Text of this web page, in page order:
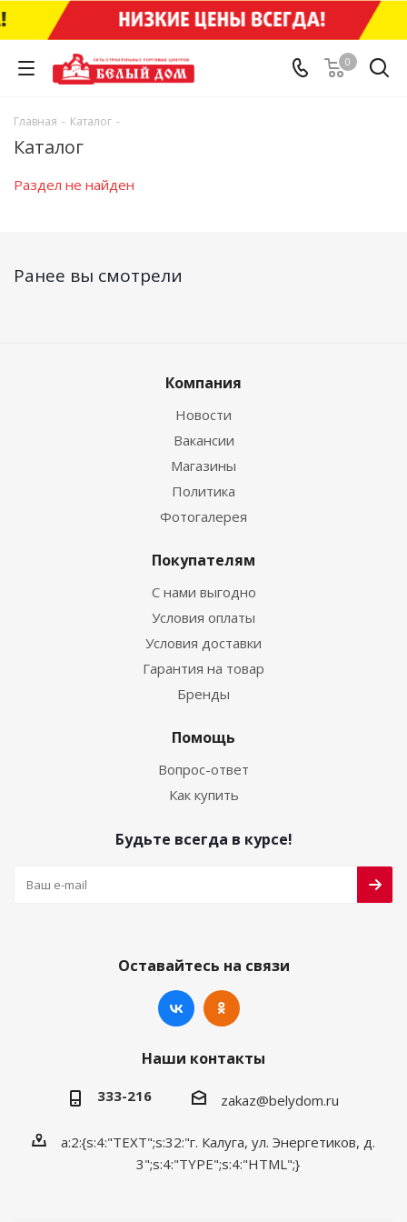
0
Главная - Каталог -
Каталог
Раздел не найден
Ранее вы смотрели
Компания
Новости
Вакансии
Магазины
Политика
Фотогалерея
Покупателям
С нами выгодно
Условия оплаты
Условия доставки
Гарантия на товар
Бренды
Помощь
Вопрос-ответ
Как купить
Будьте всегда в курсе!
Оставайтесь на связи
Наши контакты
333-216 zakaz@belydom.ru
a:2:{s:4:"TEXT";s:32:"г. Калуга, ул. Энергетиков, д.
3";s:4:"TYPE";s:4:"HTML";}